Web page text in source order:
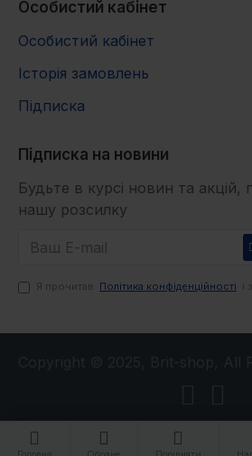
Особистий кабінет
Особистий кабінет
Історія замовлень
Підписка
Підписка на новини
Будьте в курсі новин та акцій,
нашу розсилку
Я прочитав Політика конфіденційності і
Головна Обране Порівняти